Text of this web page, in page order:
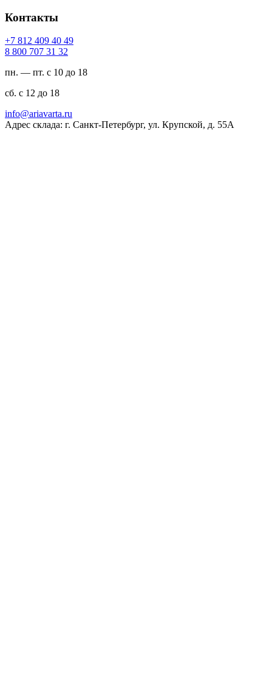
Контакты
94 04 904 218 7+
23 13 707 008 8
пн. — пт. с 10 до 18
сб. с 12 до 18
ur.atravaira@ofni
Адрес склада: г. Санкт-Петербург, ул. Крупской, д. 55А